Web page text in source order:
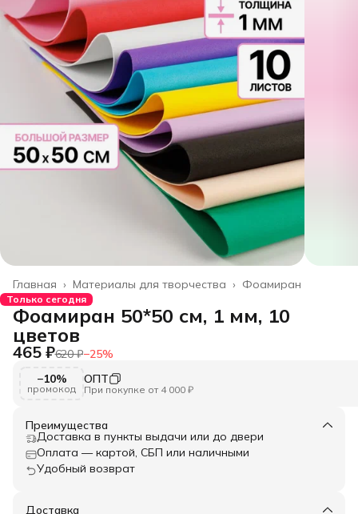
Фоамиран
Материалы для творчества ›
Главная ›
Только сегодня
Фоамиран 50*50 см, 1 мм, 10
цветов
465 ₽620 ₽−25%
−10%
промокод
ОПТ
При покупке от 4 000 ₽
Преимущества
Доставка в пункты выдачи или до двери
Оплата — картой, СБП или наличными
Удобный возврат
Доставка